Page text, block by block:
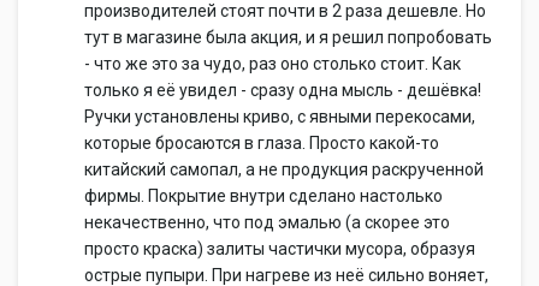
производителей стоят почти в 2 раза дешевле. Но
тут в магазине была акция, и я решил попробовать
- что же это за чудо, раз оно столько стоит. Как
только я её увидел - сразу одна мысль - дешёвка!
Ручки установлены криво, с явными перекосами,
которые бросаются в глаза. Просто какой-то
китайский самопал, а не продукция раскрученной
фирмы. Покрытие внутри сделано настолько
некачественно, что под эмалью (а скорее это
просто краска) залиты частички мусора, образуя
острые пупыри. При нагреве из неё сильно воняет,